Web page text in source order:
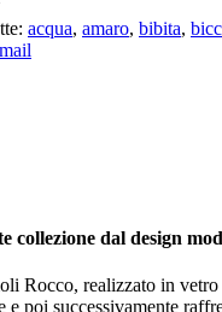
acqua, amaro, bibita,
collezione dal design
Rocco, realizzato in
e poi successivamente